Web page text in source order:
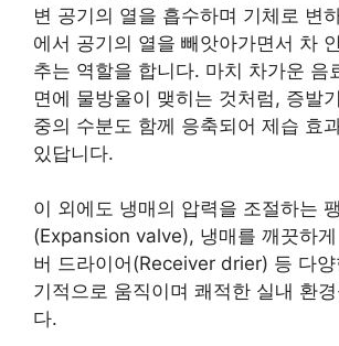
변 공기의 열을 흡수하며 기체로 변
에서 공기의 열을 빼앗아가면서 차
추는 역할을 합니다. 마치 차가운 음
면에 물방울이 맺히는 것처럼, 증발
중의 수분도 함께 응축되어 제습 효
있답니다.
이 외에도 냉매의 압력을 조절하는
(Expansion valve), 냉매를 깨끗하
버 드라이어(Receiver drier) 등 다
기적으로 움직이며 쾌적한 실내 환
다.